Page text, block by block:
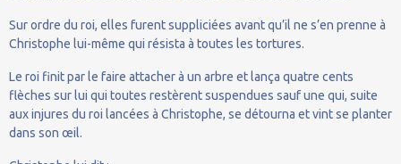
Sur ordre du roi, elles furent suppliciées avant qu’il ne s’en prenne à
Christophe lui-même qui résista à toutes les tortures.
Le roi finit par le faire attacher à un arbre et lança quatre cents
flèches sur lui qui toutes restèrent suspendues sauf une qui, suite
aux injures du roi lancées à Christophe, se détourna et vint se planter
dans son œil.